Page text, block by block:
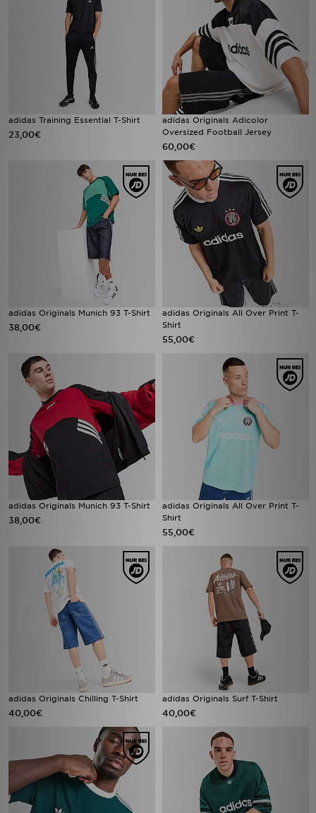
adidas Training Essential T-Shirt
23,00€
adidas Originals Adicolor
Oversized Football Jersey
60,00€
adidas Originals Munich 93 T-Shirt
38,00€
adidas Originals All Over Print T-
Shirt
55,00€
adidas Originals Munich 93 T-Shirt
38,00€
adidas Originals All Over Print T-
Shirt
55,00€
adidas Originals Chilling T-Shirt
40,00€
adidas Originals Surf T-Shirt
40,00€